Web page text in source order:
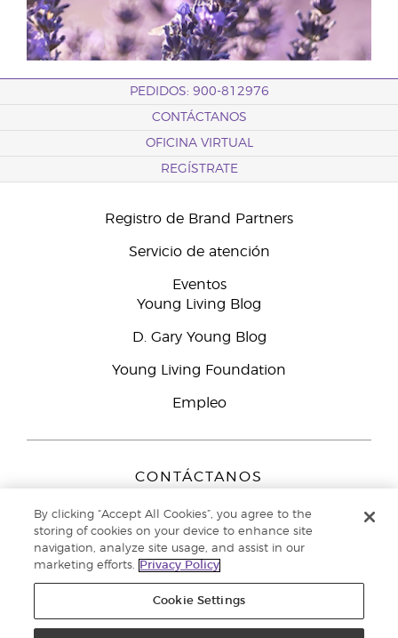
PEDIDOS: 900-812976
CONTÁCTANOS
OFICINA VIRTUAL
REGÍSTRATE
Registro de Brand Partners
Servicio de atención
Eventos
Young Living Blog
D. Gary Young Blog
Young Living Foundation
Empleo
CONTÁCTANOS
Peizerweg 97
9727 AJ Groningen
Netherlands
Servicio de atención:900-812976
By clicking “Accept All Cookies”, you agree to the
storing of cookies on your device to enhance site
navigation, analyze site usage, and assist in our
marketing efforts.
Privacy Policy
Cookie Settings